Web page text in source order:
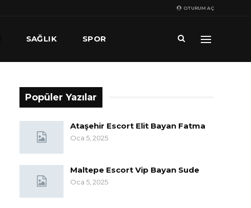
OTURUM AÇ
SAĞLIK SPOR
Popüler Yazılar
Ataşehir Escort Elit Bayan Fatma
Oca 5, 2025
Maltepe Escort Vip Bayan Sude
Oca 5, 2025